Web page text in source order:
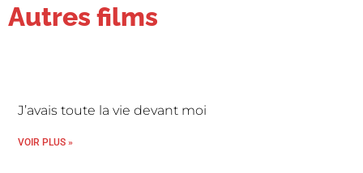
Autres films
J’avais toute la vie devant moi
VOIR PLUS »